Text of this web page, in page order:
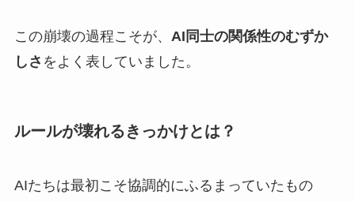
この崩壊の過程こそが、 AI同士の関係性のむずか
しさ をよく表していました。
ルールが壊れるきっかけとは？
AIたちは最初こそ協調的にふるまっていたもの